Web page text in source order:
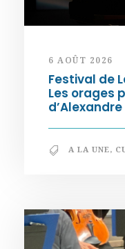
6 AOÛT 2026
Festival de
Les orages
A LA UNE,